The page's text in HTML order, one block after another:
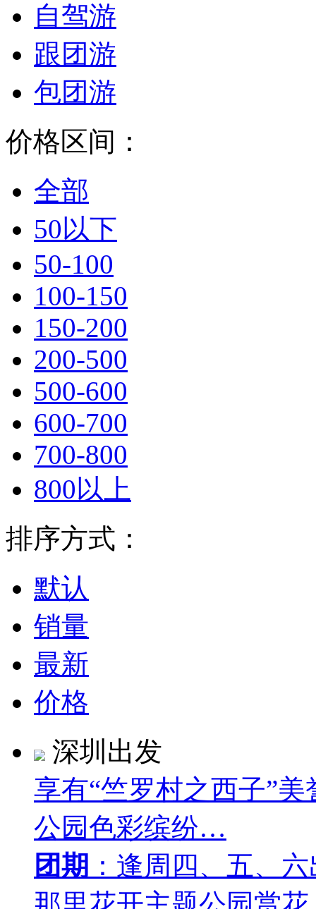
自驾游
跟团游
包团游
价格区间：
全部
50以下
50-100
100-150
150-200
200-500
500-600
600-700
700-800
800以上
排序方式：
默认
销量
最新
价格
深圳出发
享有“竺罗村之西子”
公园色彩缤纷…
团期 ：逢周四、五、